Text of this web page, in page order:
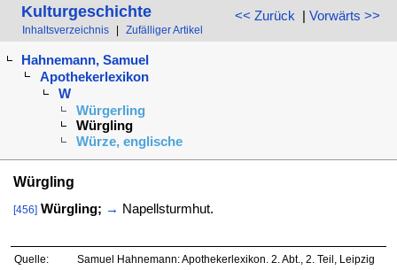
<< Zurück | Vorwärts >>
Kulturgeschichte
Inhaltsverzeichnis Zufälliger Artikel
Hahnemann, Samuel
Apothekerlexikon
W
Würgerling
Würgling
Würze, englische
Würgling
[456] Würgling; → Napellsturmhut.
Quelle:
Samuel Hahnemann: Apothekerlexikon. 2. Abt., 2. Teil, Leipzig